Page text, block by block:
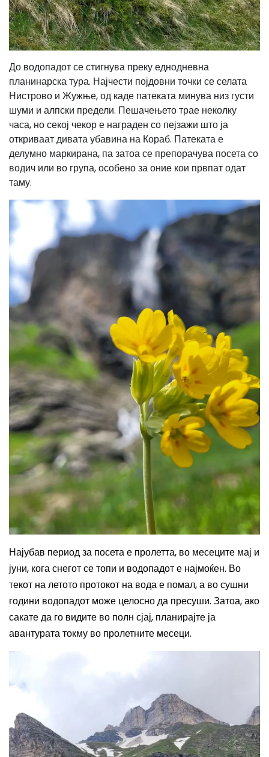
До водопадот се стигнува преку еднодневна
планинарска тура. Најчести појдовни точки се селата
Нистрово и Жужње, од каде патеката минува низ густи
шуми и алпски предели. Пешачењето трае неколку
часа, но секој чекор е награден со пејзажи што ја
откриваат дивата убавина на Кораб. Патеката е
делумно маркирана, па затоа се препорачува посета со
водич или во група, особено за оние кои првпат одат
таму.
Најубав период за посета е пролетта, во месеците мај и
јуни, кога снегот се топи и водопадот е најмоќен. Во
текот на летото протокот на вода е помал, а во сушни
години водопадот може целосно да пресуши. Затоа, ако
сакате да го видите во полн сјај, планирајте ја
авантурата токму во пролетните месеци.